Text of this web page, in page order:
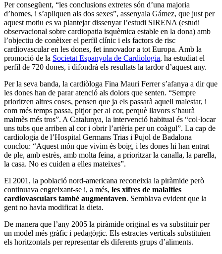
Per consegüent, “les conclusions extretes són d’una majoria
d’homes, i s’apliquen als dos sexes”, assenyala Gámez, que just per
aquest motiu es va plantejar dissenyar l’estudi SIRENA (estudi
observacional sobre cardiopatia isquèmica estable en la dona) amb
l’objectiu de conèixer el perfil clínic i els factors de risc
cardiovascular en les dones, fet innovador a tot Europa. Amb la
promoció de la Societat Espanyola de Cardiologia, ha estudiat el
perfil de 720 dones, i difondrà els resultats la tardor d’aquest any.
Per la seva banda, la cardiòloga Fina Mauri Ferrer s’afanya a dir que
les dones han de parar atenció als dolors que senten. “Sempre
prioritzen altres coses, pensen que ja els passarà aquell malestar, i
com més temps passa, pitjor per al cor, perquè llavors s’haurà
malmès més tros”. A Catalunya, la intervenció habitual és “col·locar
uns tubs que arriben al cor i obrir l’artèria per un coàgul”. La cap de
cardiologia de l’Hospital Germans Trias i Pujol de Badalona
conclou: “Aquest món que vivim és boig, i les dones hi han entrat
de ple, amb estrès, amb molta feina, a prioritzar la canalla, la parella,
la casa. No es cuiden a elles mateixes”.
El 2001, la població nord-americana reconeixia la piràmide però
continuava engreixant-se i, a més, les xifres de malalties
cardiovasculars també augmentaven. Semblava evident que la
gent no havia modificat la dieta.
De manera que l’any 2005 la piràmide original es va substituir per
un model més gràfic i pedagògic. Els estractes verticals substituïen
els horitzontals per representar els diferents grups d’aliments.